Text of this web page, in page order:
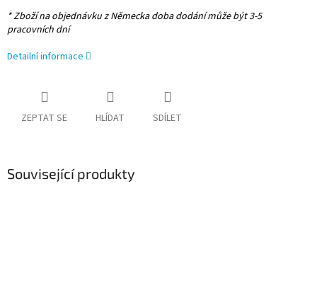
* Zboží na objednávku z Německa doba dodání může být 3-5
pracovních dní
Detailní informace
ZEPTAT SE HLÍDAT SDÍLET
Související produkty